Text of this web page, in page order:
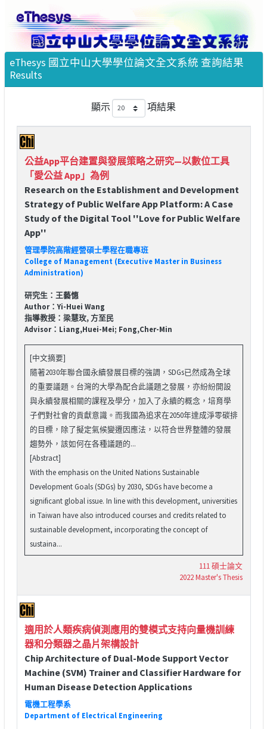
eThesys 國立中山大學學位論文全文系統 查詢結果
Results
顯示 項結果
公益App平台建置與發展策略之研究—以數位工具
「愛公益 App」為例
Research on the Establishment and Development
Strategy of Public Welfare App Platform: A Case
Study of the Digital Tool ''Love for Public Welfare
App''
管理學院高階經營碩士學程在職專班
College of Management (Executive Master in Business
Administration)
研究生：王藝憓
Author：Yi-Huei Wang
指導教授：梁慧玫, 方至民
Advisor：Liang,Huei-Mei; Fong,Cher-Min
[中文摘要]
隨著2030年聯合國永續發展目標的強調，SDGs已然成為全球
的重要議題。台灣的大學為配合此議題之發展，亦紛紛開設
與永續發展相關的課程及學分，加入了永續的概念，培育學
子們對社會的貢獻意識。而我國為追求在2050年達成淨零碳排
的目標，除了擬定氣候變遷因應法，以符合世界整體的發展
趨勢外，該如何在各種議題的...
[Abstract]
With the emphasis on the United Nations Sustainable
Development Goals (SDGs) by 2030, SDGs have become a
significant global issue. In line with this development, universities
in Taiwan have also introduced courses and credits related to
sustainable development, incorporating the concept of
sustaina...
111 碩士論文
2022 Master's Thesis
適用於人類疾病偵測應用的雙模式支持向量機訓練
器和分類器之晶片架構設計
Chip Architecture of Dual-Mode Support Vector
Machine (SVM) Trainer and Classifier Hardware for
Human Disease Detection Applications
電機工程學系
Department of Electrical Engineering